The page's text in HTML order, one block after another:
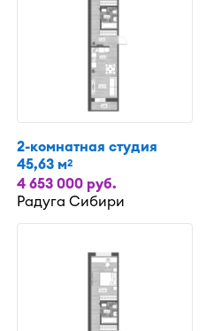
2-комнатная студия
45,63 м2
4 653 000 руб.
Радуга Сибири